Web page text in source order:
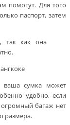
помогут. Для того
паспорт, затем
так как она
ваша сумка может
удобно, если
огромный багаж нет
размера.